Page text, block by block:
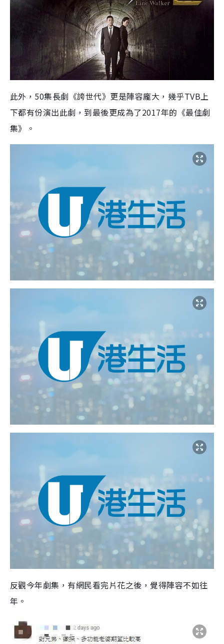
此外，50集長劇《誇世代》更是陣容龐大，幾乎TVB上
下都有份演出此劇，到最後更成為了2017年的《最佳劇
集》。
反觀今年劇集，有網民看完片花之後，覺得陣容不如往
年。